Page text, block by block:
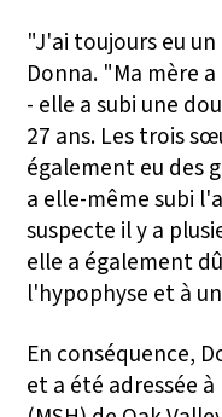
"J'ai toujours eu
Donna. "Ma mère
- elle a subi une
27 ans. Les trois
également eu des
a elle-même subi
suspecte il y a
elle a également
l'hypophyse et à
En conséquence,
et a été adressée